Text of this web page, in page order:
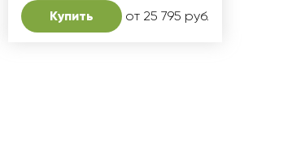
Купить от 25 795 руб.